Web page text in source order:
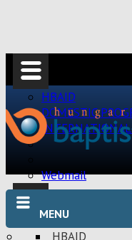
HBAID
DOMESTIC
Webmail
HBAID
MENU